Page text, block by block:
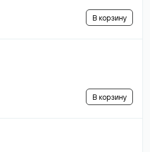
В корзину
В корзину